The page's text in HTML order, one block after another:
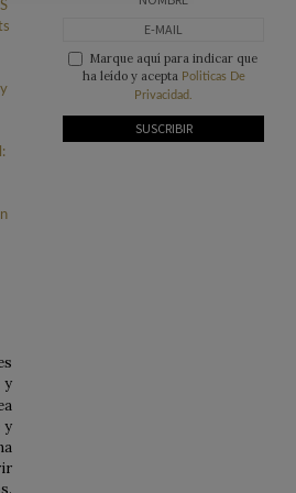
y
y
Marque aquí para indicar que
ha leído y acepta Politicas De
Privacidad.